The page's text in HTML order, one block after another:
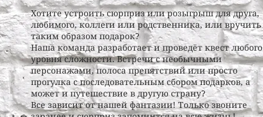
Хотите устроить сюрприз или розыгрыш для друга,
любимого, коллеги или родственника, или вручить
таким образом подарок?
Наша команда разработает и проведёт квест любого
уровня сложности. Встречи с необычными
персонажами, полоса препятствий или просто
прогулка с последовательным сбором подарков, а
может и путешествие в другую страну?
Все зависит от нашей фантазии! Только звоните